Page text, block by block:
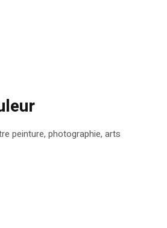
peinture, photographie, arts